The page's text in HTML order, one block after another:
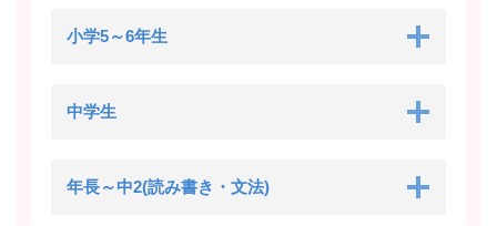
小学5～6年生
中学生
年長～中2(読み書き・文法)